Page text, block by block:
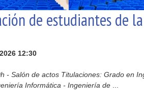
de estudiantes de
12:30
- Salón de actos Titulaciones: Grado en
Informática - Ingeniería de